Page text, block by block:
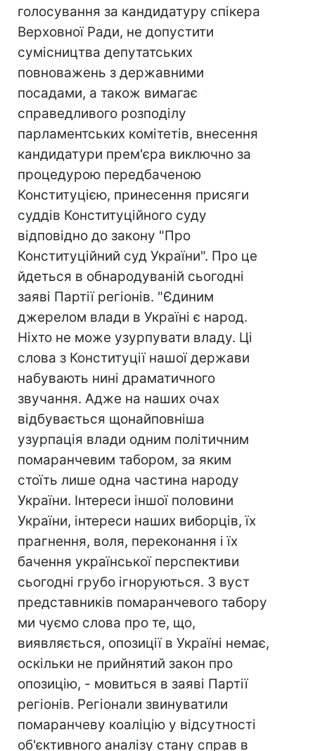
голосування за кандидатуру спікера
Верховної Ради, не допустити
сумісництва депутатських
повноважень з державними
посадами, а також вимагає
справедливого розподілу
парламентських комітетів, внесення
кандидатури прем'єра виключно за
процедурою передбаченою
Конституцією, принесення присяги
суддів Конституційного суду
відповідно до закону "Про
Конституційний суд України". Про це
йдеться в обнародуваній сьогодні
заяві Партії регіонів. "Єдиним
джерелом влади в Україні є народ.
Ніхто не може узурпувати владу. Ці
слова з Конституції нашої держави
набувають нині драматичного
звучання. Адже на наших очах
відбувається щонайповніша
узурпація влади одним політичним
помаранчевим табором, за яким
стоїть лише одна частина народу
України. Інтереси іншої половини
України, інтереси наших виборців, їх
прагнення, воля, переконання і їх
бачення української перспективи
сьогодні грубо ігноруються. З вуст
представників помаранчевого табору
ми чуємо слова про те, що,
виявляється, опозиції в Україні немає,
оскільки не прийнятий закон про
опозицію, - мовиться в заяві Партії
регіонів. Регіонали звинуватили
помаранчеву коаліцію у відсутності
об'єктивного аналізу стану справ в